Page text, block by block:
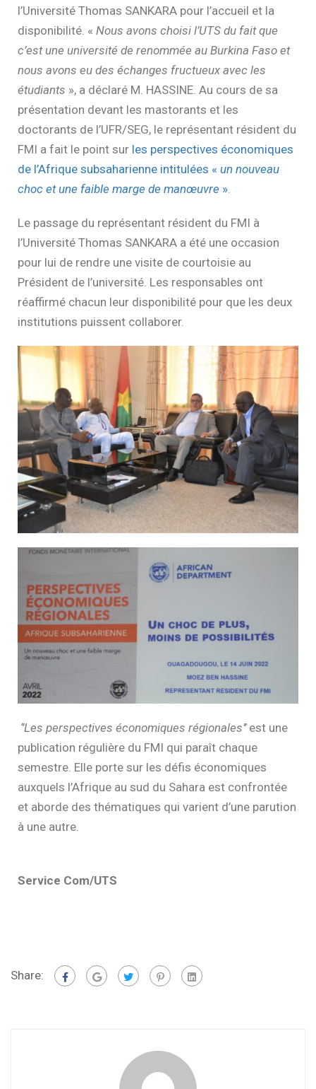
l’Université Thomas SANKARA pour l’accueil et la
disponibilité. « Nous avons choisi l’UTS du fait que
c’est une université de renommée au Burkina Faso et
nous avons eu des échanges fructueux avec les
étudiants », a déclaré M. HASSINE. Au cours de sa
présentation devant les mastorants et les
doctorants de l’UFR/SEG, le représentant résident du
FMI a fait le point sur les perspectives économiques
de l’Afrique subsaharienne intitulées « un nouveau
choc et une faible marge de manœuvre »
Le passage du représentant résident du FMI à
l’Université Thomas SANKARA a été une occasion
pour lui de rendre une visite de courtoisie au
Président de l’université. Les responsables ont
réaffirmé chacun leur disponibilité pour que les deux
institutions puissent collaborer.
‘’Les perspectives économiques régionales’’est une
publication régulière du FMI qui paraît chaque
semestre. Elle porte sur les défis économiques
auxquels l’Afrique au sud du Sahara est confrontée
et aborde des thématiques qui varient d’une parution
à une autre.
Service Com/UTS
Share: